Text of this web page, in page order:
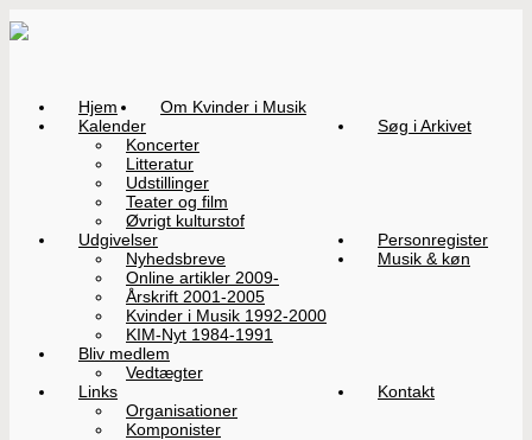
Hjem
Om Kvinder i Musik
Kalender
Koncerter
Litteratur
Udstillinger
Teater og film
Øvrigt kulturstof
Søg i Arkivet
Udgivelser
Nyhedsbreve
Online artikler 2009-
Årskrift 2001-2005
Kvinder i Musik 1992-2000
KIM-Nyt 1984-1991
Personregister
Musik & køn
Bliv medlem
Vedtægter
Links
Organisationer
Komponister
Kontakt